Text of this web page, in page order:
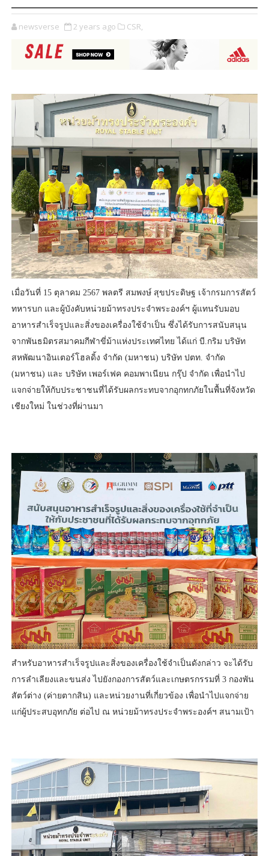
newsverse 2 years ago CSR,
เมื่อวันที่ 15 ตุลาคม 2567 พลตรี สมพงษ์ สุขประดิษฐ เจ้ากรมการสัตว์
ทหารบก และผู้บังคับหน่วยม้าทรงประจำพระองค์ฯ ผู้แทนรับมอบ
อาหารสำเร็จรูปและสิ่งของเครื่องใช้จำเป็น ซึ่งได้รับการสนับสนุน
จากพันธมิตรสมาคมกีฬาขี่ม้าแห่งประเทศไทย ได้แก่ บี.กริม บริษัท
สหพัฒนาอินเตอร์โฮลดิ้ง จำกัด (มหาชน) บริษัท ปตท. จำกัด
(มหาชน) และ บริษัท เพอร์เฟค คอมพาเนียน กรุ๊ป จำกัด เพื่อนำไป
แจกจ่ายให้กับประชาชนที่ได้รับผลกระทบจากอุกทกภัยในพื้นที่จังหวัด
เชียงใหม่ ในช่วงที่ผ่านมา
สำหรับอาหารสำเร็จรูปและสิ่งของเครื่องใช้จำเป็นดังกล่าว จะได้รับ
การลำเลียงและขนส่ง ไปยังกองการสัตว์และเกษตรกรรมที่ 3 กองพัน
สัตว์ต่าง (ค่ายตากสิน) และหน่วยงานที่เกี่ยวข้อง เพื่อนำไปแจกจ่าย
แก่ผู้ประสบอุทกภัย ต่อไป ณ หน่วยม้าทรงประจำพระองค์ฯ สนามเป้า